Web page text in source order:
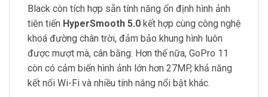
Black còn tích hợp sẵn tính năng ổn định hình ảnh
tiên tiến HyperSmooth 5.0 kết hợp cùng công nghệ
khoá đường chân trời, đảm bảo khung hình luôn
được mượt mà, cân bằng. Hơn thế nữa, GoPro 11
còn có cảm biến hình ảnh lớn hơn 27MP, khả năng
kết nối Wi-Fi và nhiều tính năng nổi bật khác.